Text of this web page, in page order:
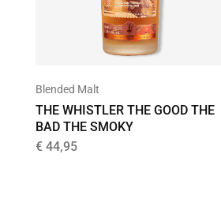
Blended Malt
THE WHISTLER THE GOOD THE
BAD THE SMOKY
€ 44,95